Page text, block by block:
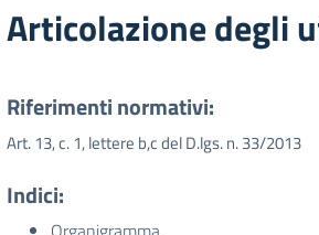
Articolazione degli
Riferimenti normativi:
Art. 13, c. 1, lettere b,c del D.lgs. n. 33/2013
Indici: